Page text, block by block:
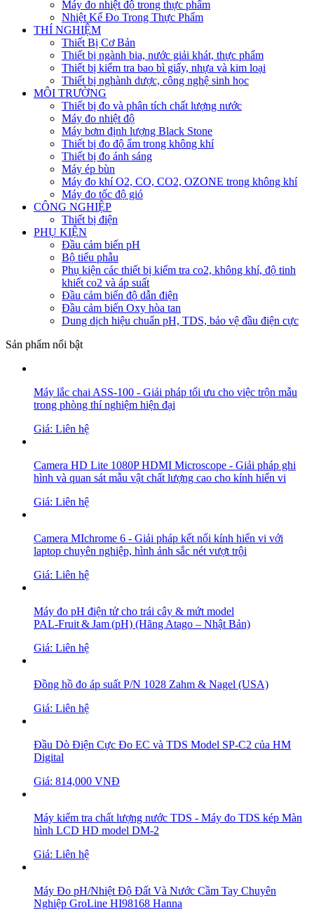
Máy đo nhiệt độ trong thực phẩm
Nhiệt Kế Đo Trong Thực Phẩm
THÍ NGHIỆM
Thiết Bị Cơ Bản
Thiết bị ngành bia, nước giải khát, thực phẩm
Thiết bị kiểm tra bao bì giấy, nhựa và kim loại
Thiết bị nghành dược, công nghệ sinh học
MÔI TRƯỜNG
Thiết bị đo và phân tích chất lượng nước
Máy đo nhiệt độ
Máy bơm định lượng Black Stone
Thiết bị đo độ ẩm trong không khí
Thiết bị đo ánh sáng
Máy ép bùn
Máy đo khí O2, CO, CO2, OZONE trong không khí
Máy đo tốc độ gió
CÔNG NGHIỆP
Thiết bị điện
PHỤ KIỆN
Đầu cảm biến pH
Bộ tiểu phẫu
Phụ kiện các thiết bị kiểm tra co2, không khí, độ tinh
khiết co2 và áp suất
Đầu cảm biến độ dẫn điện
Đầu cảm biến Oxy hòa tan
Dung dịch hiệu chuẩn pH, TDS, bảo vệ đầu điện cực
Sản phẩm nổi bật
Máy lắc chai ASS-100 - Giải pháp tối ưu cho việc trộn mẫu
trong phòng thí nghiệm hiện đại
Giá: Liên hệ
Camera HD Lite 1080P HDMI Microscope - Giải pháp ghi
hình và quan sát mẫu vật chất lượng cao cho kính hiển vi
Giá: Liên hệ
Camera MIchrome 6 - Giải pháp kết nối kính hiển vi với
laptop chuyên nghiệp, hình ảnh sắc nét vượt trội
Giá: Liên hệ
Máy đo pH điện tử cho trái cây & mứt model
PAL‑Fruit & Jam (pH) (Hãng Atago – Nhật Bản)
Giá: Liên hệ
Đồng hồ đo áp suất P/N 1028 Zahm & Nagel (USA)
Giá: Liên hệ
Đầu Dò Điện Cực Đo EC và TDS Model SP-C2 của HM
Digital
Giá: 814,000 VNĐ
Máy kiểm tra chất lượng nước TDS - Máy đo TDS kép Màn
hình LCD HD model DM-2
Giá: Liên hệ
Máy Đo pH/Nhiệt Độ Đất Và Nước Cầm Tay Chuyên
Nghiệp GroLine HI98168 Hanna